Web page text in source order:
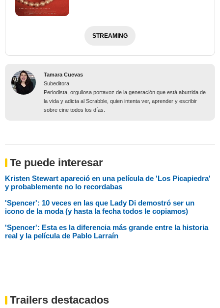
STREAMING
Tamara Cuevas
Subeditora
Periodista, orgullosa portavoz de la generación que está aburrida de
la vida y adicta al Scrabble, quien intenta ver, aprender y escribir
sobre cine todos los días.
Te puede interesar
Kristen Stewart apareció en una película de 'Los Picapiedra'
y probablemente no lo recordabas
'Spencer': 10 veces en las que Lady Di demostró ser un
icono de la moda (y hasta la fecha todos le copiamos)
'Spencer': Esta es la diferencia más grande entre la historia
real y la película de Pablo Larraín
Trailers destacados